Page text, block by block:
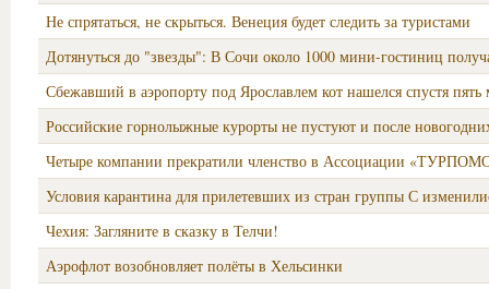
Не спрятаться, не скрыться. Венеция будет следить за туристами
Дотянуться до "звезды": В Сочи около 1000 мини-гостиниц
Сбежавший в аэропорту под Ярославлем кот нашелся спустя пять
Российские горнолыжные курорты не пустуют и после
Четыре компании прекратили членство в Ассоциации
Условия карантина для прилетевших из стран группы С
Чехия: Загляните в сказку в Телчи!
Аэрофлот возобновляет полёты в Хельсинки